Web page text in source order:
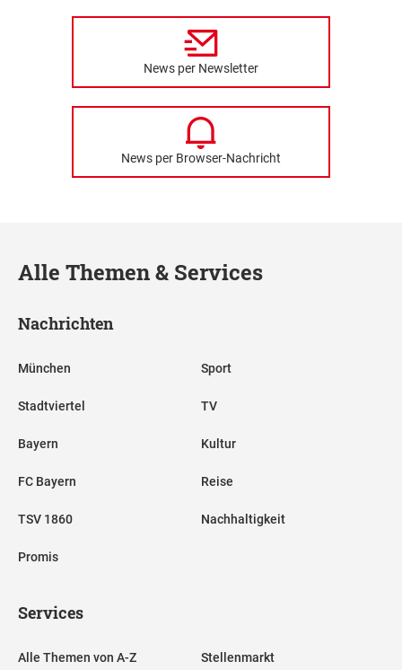
News per Newsletter
News per Browser-Nachricht
Alle Themen & Services
Nachrichten
München
Stadtviertel
Bayern
FC Bayern
TSV 1860
Promis
Sport
TV
Kultur
Reise
Nachhaltigkeit
Services
Alle Themen von A-Z Stellenmarkt